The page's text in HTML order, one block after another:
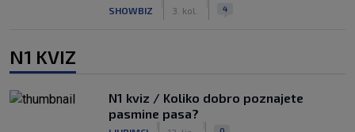
SHOWBIZ 3. kol. 4
N1 KVIZ
N1 kviz / Koliko dobro poznajete
pasmine pasa?
0